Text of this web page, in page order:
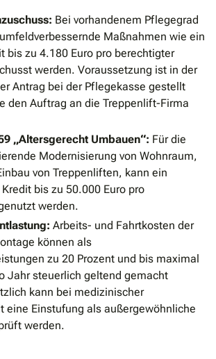
Bei vorhandenem Pflegegrad
Maßnahmen wie ein
bis zu 4.180 Euro pro berechtigter
werden. Voraussetzung ist in der
Antrag bei der Pflegekasse gestellt
den Auftrag an die Treppenlift-Firma
„Altersgerecht Umbauen“: Für die
Modernisierung von Wohnraum,
von Treppenliften, kann ein
bis zu 50.000 Euro pro
werden.
Arbeits- und Fahrtkosten der
können als
zu 20 Prozent und bis maximal
Jahr steuerlich geltend gemacht
kann bei medizinischer
eine Einstufung als außergewöhnliche
werden.